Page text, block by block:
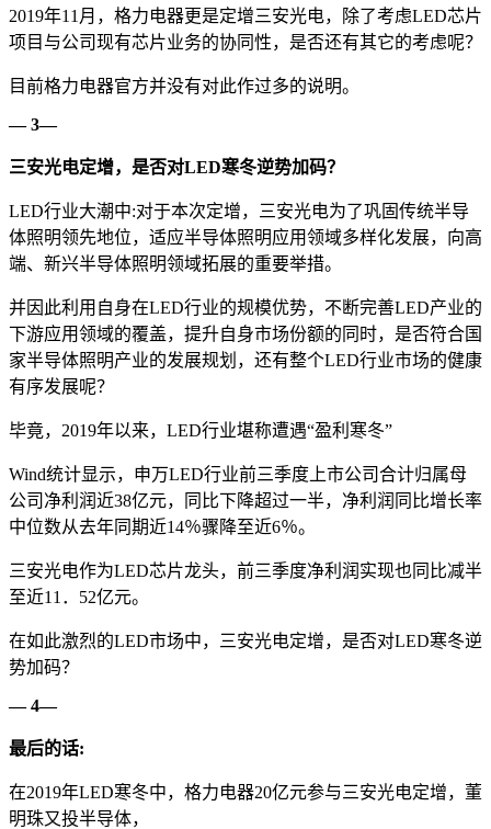
2019年11月，格力电器更是定增三安光电，除了考虑LED芯片
项目与公司现有芯片业务的协同性，是否还有其它的考虑呢？
目前格力电器官方并没有对此作过多的说明。
— 3—
三安光电定增，是否对LED寒冬逆势加码？
LED行业大潮中:对于本次定增，三安光电为了巩固传统半导
体照明领先地位，适应半导体照明应用领域多样化发展，向高
端、新兴半导体照明领域拓展的重要举措。
并因此利用自身在LED行业的规模优势，不断完善LED产业的
下游应用领域的覆盖，提升自身市场份额的同时，是否符合国
家半导体照明产业的发展规划，还有整个LED行业市场的健康
有序发展呢？
毕竟，2019年以来，LED行业堪称遭遇“盈利寒冬”
Wind统计显示，申万LED行业前三季度上市公司合计归属母
公司净利润近38亿元，同比下降超过一半，净利润同比增长率
中位数从去年同期近14％骤降至近6％。
三安光电作为LED芯片龙头，前三季度净利润实现也同比减半
至近11．52亿元。
在如此激烈的LED市场中，三安光电定增，是否对LED寒冬逆
势加码？
— 4—
最后的话:
在2019年LED寒冬中，格力电器20亿元参与三安光电定增，董
明珠又投半导体，